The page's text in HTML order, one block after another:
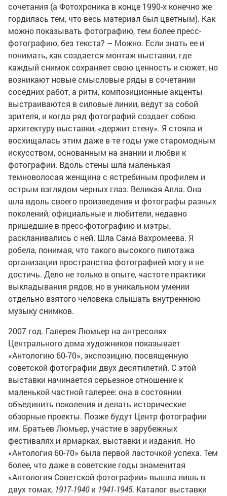
сочетания (а Фотохроника в конце 1990-х конечно же
гордилась тем, что весь материал был цветным). Как
можно показывать фотографию, тем более пресс-
фотографию, без текста? – Можно. Если знать ее и
понимать, как создается монтаж выставки, где
каждый снимок сохраняет свою ценность и сюжет, но
возникают новые смысловые ряды в сочетании
соседних работ, а ритм, композиционные акценты
выстраиваются в силовые линии, ведут за собой
зрителя, и когда ряд фотографий создает собою
архитектуру выставки, «держит стену». Я стояла и
восхищалась этим даже в те годы уже старомодным
искусством, основанным на знании и любви к
фотографии. Вдоль стены шла маленькая
темноволосая женщина с ястребиным профилем и
острым взглядом черных глаз. Великая Алла. Она
шла вдоль своего произведения и фотографы разных
поколений, официальные и любители, недавно
пришедшие в пресс-фотографию и мэтры,
раскланивались с ней. Шла Сама Вахромеева. Я
робела, понимая, что такого высокого пилотажа
организации пространства фотографией могу и не
достичь. Дело не только в опыте, частоте практики
выкладывания рядов, но в уникальном умении
отдельно взятого человека слышать внутреннюю
музыку снимков.
2007 год. Галерея Люмьер на антресолях
Центрального дома художников показывает
«Антологию 60-70», экспозицию, посвященную
советской фотографии двух десятилетий. С этой
выставки начинается серьезное отношение к
маленькой частной галерее: она в состоянии
объединить поколения и делать исторические
обзорные проекты. Позже будут Центр фотографии
им. Братьев Люмьер, участие в зарубежных
фестивалях и ярмарках, выставки и издания. Но
«Антология 60-70» была первой ласточкой успеха. Тем
более, что даже в советские годы знаменитая
«Антология Советской фотографии» вышла лишь в
двух томах, 1917-1940и 1941-1945. Каталог выставки